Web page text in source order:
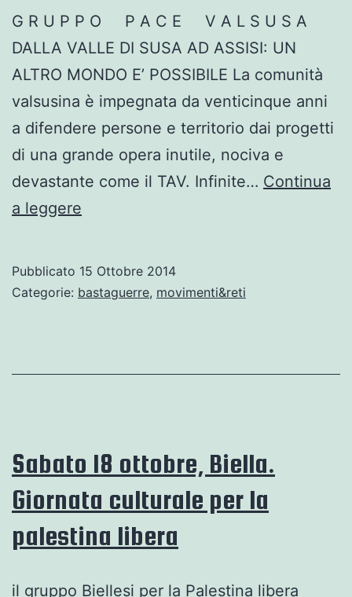
G R U P P O P A C E V A L S U S A
DALLA VALLE DI SUSA AD ASSISI: UN
ALTRO MONDO E’ POSSIBILE La comunità
valsusina è impegnata da venticinque anni
a difendere persone e territorio dai progetti
di una grande opera inutile, nociva e
devastante come il TAV. Infinite… Continua
a leggere
SUSA
POSSIBILE
Pubblicato 15 Ottobre 2014
Categorie: bastaguerre, movimenti&reti
Sabato 18 ottobre, Biella.
Giornata culturale per la
palestina libera
il gruppo Biellesi per la Palestina libera